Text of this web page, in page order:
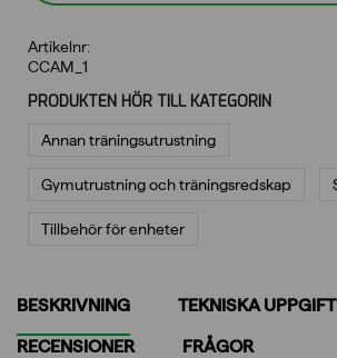
Artikelnr:
CCAM_1
PRODUKTEN HÖR TILL KATEGORIN
Annan träningsutrustning
Gymutrustning och träningsredskap
Tillbehör för enheter
BESKRIVNING
TEKNISKA
RECENSIONER
FRÅGOR